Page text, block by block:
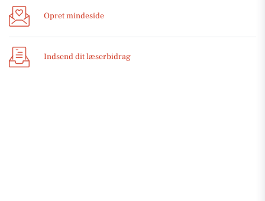
Opret mindeside
Indsend dit læserbidrag